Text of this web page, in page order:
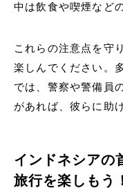
中は飲食や喫煙など
これらの注意点を守
楽しんでください。
では、警察や警備員
があれば、彼らに助
インドネシアの
旅行を楽しもう！